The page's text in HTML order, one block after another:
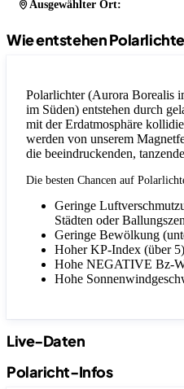
Ausgewählter Ort:
Wie entstehen
Polarlichter (Aurora Borealis
im Süden) entstehen durch
mit der Erdatmosphäre
werden von unserem
die beeindruckenden,
Die besten Chancen auf
Geringe
Städten oder
Geringe Bewölkung
Hoher KP-Index (über 5)
Hohe NEGATIVE Bz-
Hohe
Live-Daten
Polaricht-Infos